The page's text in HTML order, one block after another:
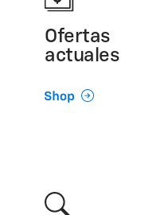
Ofertas
actuales